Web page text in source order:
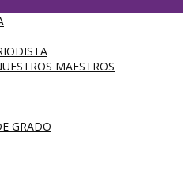
MAESTROS
GRADO